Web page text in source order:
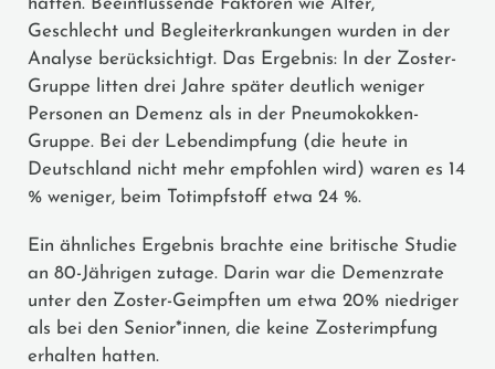
Geschlecht und Begleiterkrankungen wurden in der
Analyse berücksichtigt. Das Ergebnis: In der Zoster-
Gruppe litten drei Jahre später deutlich weniger
Personen an Demenz als in der Pneumokokken-
Gruppe. Bei der Lebendimpfung (die heute in
Deutschland nicht mehr empfohlen wird) waren es 14
% weniger, beim Totimpfstoff etwa 24 %.
Ein ähnliches Ergebnis brachte eine britische Studie
an 80-Jährigen zutage. Darin war die Demenzrate
unter den Zoster-Geimpften um etwa 20% niedriger
als bei den Senior*innen, die keine Zosterimpfung
erhalten hatten.